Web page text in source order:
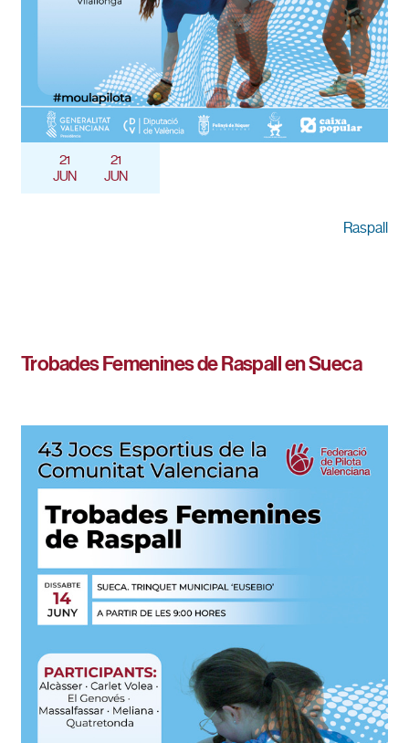
21
JUN
21
JUN
Raspall
Trobades Femenines de Raspall en Sueca